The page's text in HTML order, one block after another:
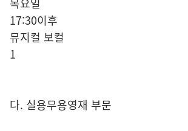
목요일
17:30이후
뮤지컬 보컬
1
다. 실용무용영재 부문